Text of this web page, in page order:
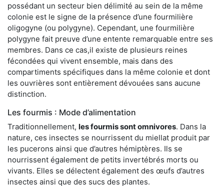
possédant un secteur bien délimité au sein de la même
colonie est le signe de la présence d’une fourmilière
oligogyne (ou polygyne). Cependant, une fourmilière
polygyne fait preuve d’une entente remarquable entre ses
membres. Dans ce cas,il existe de plusieurs reines
fécondées qui vivent ensemble, mais dans des
compartiments spécifiques dans la même colonie et dont
les ouvrières sont entièrement dévouées sans aucune
distinction.
Les fourmis : Mode d’alimentation
Traditionnellement, les fourmis sont omnivores. Dans la
nature, ces insectes se nourrissent du miellat produit par
les pucerons ainsi que d’autres hémiptères. Ils se
nourrissent également de petits invertébrés morts ou
vivants. Elles se délectent également des œufs d’autres
insectes ainsi que des sucs des plantes.